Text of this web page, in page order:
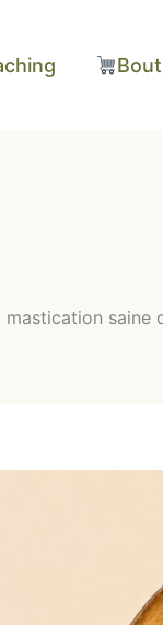
saine